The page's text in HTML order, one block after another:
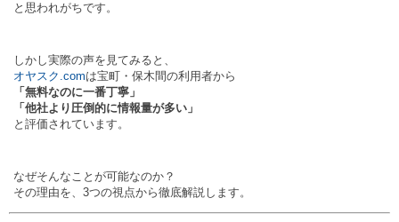
と思われがちです。
しかし実際の声を見てみると、
オヤスク.comは宝町・保木間の利用者から
「無料なのに一番丁寧」
「他社より圧倒的に情報量が多い」
と評価されています。
なぜそんなことが可能なのか？
その理由を、3つの視点から徹底解説します。